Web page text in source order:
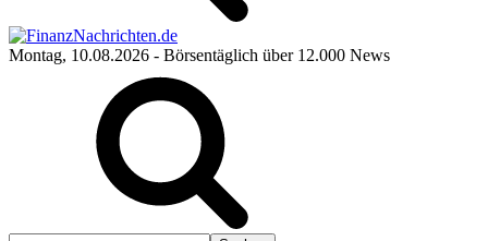
Montag, 10.08.2026 - Börsentäglich über 12.000 News